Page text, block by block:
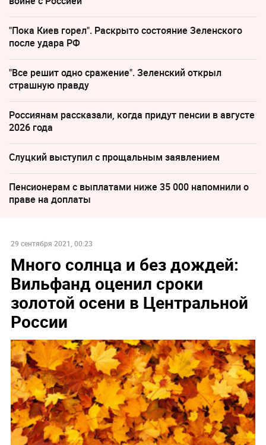
"Пока Киев горел". Раскрыто состояние Зеленского
после удара РФ
"Все решит одно сражение". Зеленский открыл
страшную правду
Россиянам рассказали, когда придут пенсии в августе
2026 года
Слуцкий выступил с прощальным заявлением
Пенсионерам с выплатами ниже 35 000 напомнили о
праве на доплаты
29 сентября 2021, 00:23
Много солнца и без дождей:
Вильфанд оценил сроки
золотой осени в Центральной
России